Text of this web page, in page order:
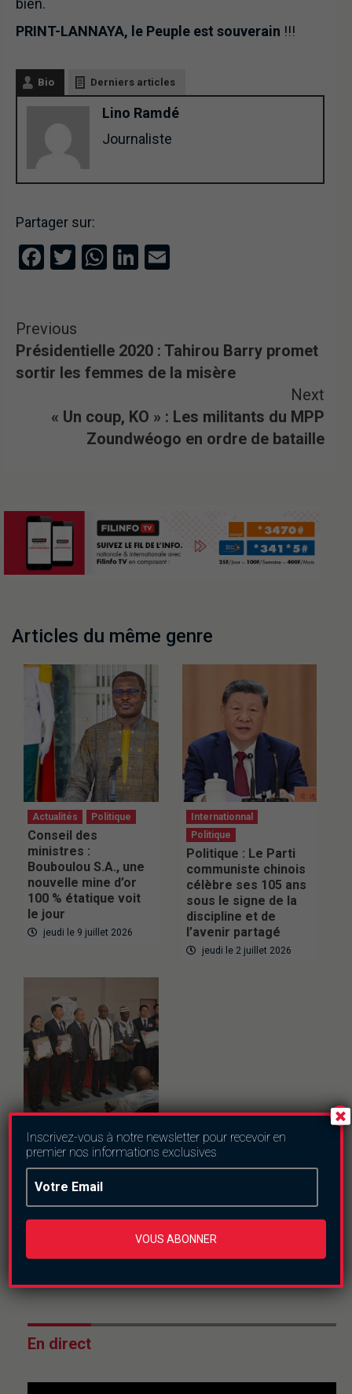
bien.
PRINT-LANNAYA, le Peuple est souverain !!!
Bio Derniers articles
Lino Ramdé
Journaliste
Partager sur:
Facebook
Twitter
WhatsApp
LinkedIn
Previous
Présidentielle 2020 : Tahirou Barry promet
sortir les femmes de la misère
Next
« Un coup, KO » : Les militants du MPP
Zoundwéogo en ordre de bataille
Articles du même genre
Actualités Politique
Conseil des
ministres :
Bouboulou S.A., une
nouvelle mine d’or
100 % étatique voit
le jour
jeudi le 9 juillet 2026
Internationnal
Politique
Politique : Le Parti
communiste chinois
célèbre ses 105 ans
sous le signe de la
discipline et de
l’avenir partagé
jeudi le 2 juillet 2026
Burkina Faso
Politique
Cooperation Sinon-
Burkina : Des fruits
2026
En direct
Inscrivez-vous à notre newsletter pour recevoir en
premier nos informations exclusives
VOUS ABONNER